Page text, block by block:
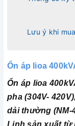
Lưu ý khi
Ổn áp lioa
Ổn áp lioa
pha (304V-
dải thường (NM-
Linh sản xuất từ